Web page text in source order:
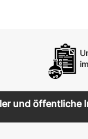
und öffentliche